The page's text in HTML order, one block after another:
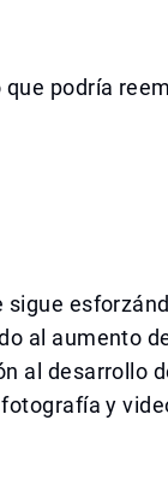
podría
al aumento
al desarrollo
y